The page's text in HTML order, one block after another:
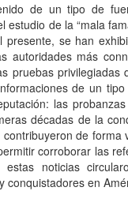
de un tipo de
de la “mala
se han
autoridades más
pruebas privilegiadas
de un
las
décadas de la
de forma
corroborar las
noticias
conquistadores en